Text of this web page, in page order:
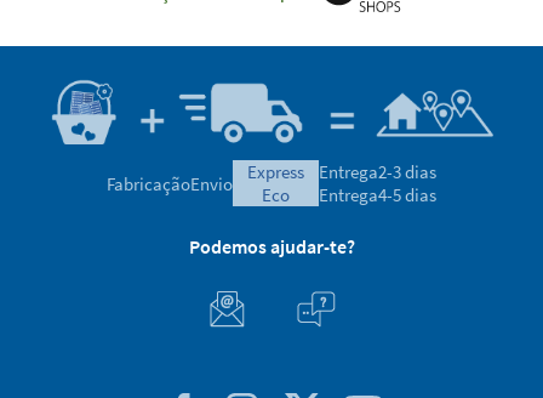
FabricaçãoEnvio
express
eco
Entrega2-3 dias
Entrega4-5 dias
Podemos ajudar-te?